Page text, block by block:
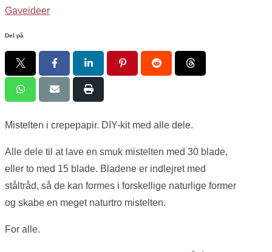
Gaveideer
Del på
Mistelten i crepepapir. DIY-kit med alle dele.
Alle dele til at lave en smuk mistelten med 30 blade,
eller to med 15 blade. Bladene er indlejret med
ståltråd, så de kan formes i forskellige naturlige former
og skabe en meget naturtro mistelten.
For alle.